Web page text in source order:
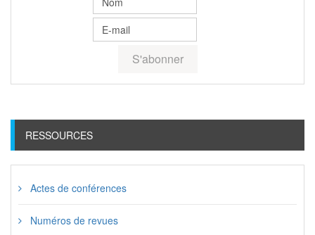
RESSOURCES
Actes de conférences
Numéros de revues